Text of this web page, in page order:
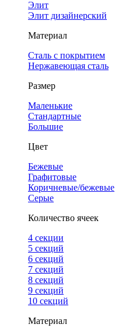
Элит
Элит дизайнерский
Материал
Сталь с покрытием
Нержавеющая сталь
Размер
Маленькие
Стандартные
Большие
Цвет
Бежевые
Графитовые
Коричневые/бежевые
Серые
Количество ячеек
4 cекции
5 секций
6 секций
7 секций
8 секций
9 секций
10 секций
Материал